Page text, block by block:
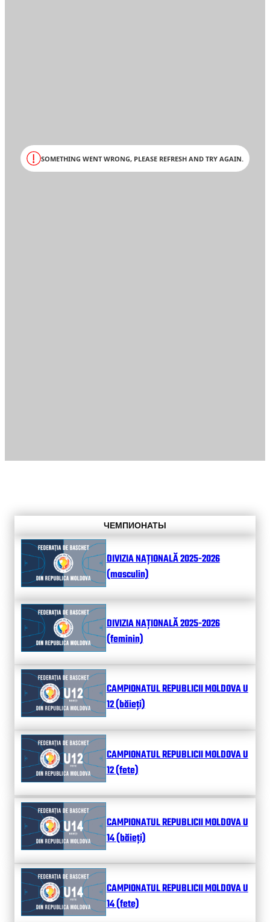
ЧЕМПИОНАТЫ
DIVIZIA NAȚIONALĂ 2025-2026
(masculin)
DIVIZIA NAȚIONALĂ 2025-2026
(feminin)
CAMPIONATUL REPUBLICII MOLDOVA U
12 (băieți)
CAMPIONATUL REPUBLICII MOLDOVA U
12 (fete)
CAMPIONATUL REPUBLICII MOLDOVA U
14 (băieți)
CAMPIONATUL REPUBLICII MOLDOVA U
14 (fete)